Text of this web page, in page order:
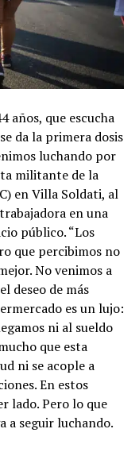
años, que escucha
da la primera dosis
luchando por
militante de la
en Villa Soldati, al
en una
público. “Los
que percibimos no
No venimos a
deseo de más
es un lujo:
ni al sueldo
que esta
ni se acople a
En estos
lado. Pero lo que
a seguir luchando.